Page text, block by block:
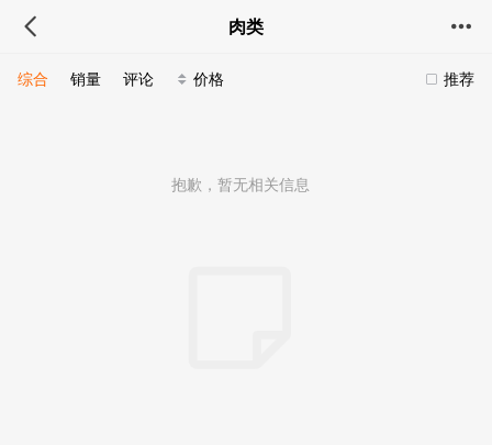
肉类
推荐
综合 销量 评论 价格
抱歉，暂无相关信息